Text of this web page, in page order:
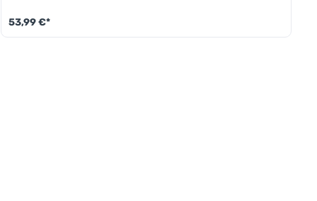
53,99 €*